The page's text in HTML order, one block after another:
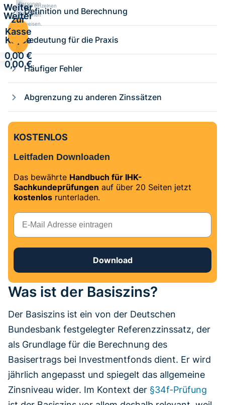
Personen
zuweisen.
Weiter
zur
Kasse
·
0,00 €
Kurse einzelnen
Personen
zuweisen.
Weiter
zur
Kasse
·
0,00 €
Definition und Berechnung
Bedeutung für die Praxis
Häufiger Fehler
Abgrenzung zu anderen Zinssätzen
KOSTENLOS
Leitfaden Downloaden
Das bewährte Handbuch für IHK-
Sachkundeprüfungen auf über 20 Seiten jetzt
kostenlos runterladen.
E-Mail
Download
Was ist der Basiszins?
Der Basiszins ist ein von der Deutschen
Bundesbank festgelegter Referenzzinssatz, der
als Grundlage für die Berechnung des
Basisertrags bei Investmentfonds dient. Er wird
jährlich angepasst und spiegelt das allgemeine
Zinsniveau wider. Im Kontext der §34f-Prüfung